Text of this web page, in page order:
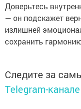
Доверьтесь
— он подскажет
излишней
сохранить
Следите за
Telegram-канале